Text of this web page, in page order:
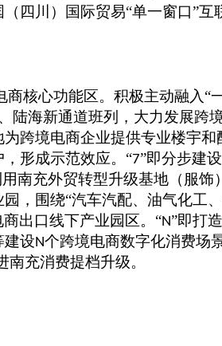
四川）国际贸易“单一窗口”互
商核心功能区。积极主动融入“
陆海新通道班列，大力发展跨
跨境电商企业提供专业楼宇和
形成示范效应。“7”即分步建设
南充外贸转型升级基地（服饰
，围绕“汽车汽配、油气化工
出口线下产业园区。“N”即打造
建设N个跨境电商数字化消费场
充消费提档升级。